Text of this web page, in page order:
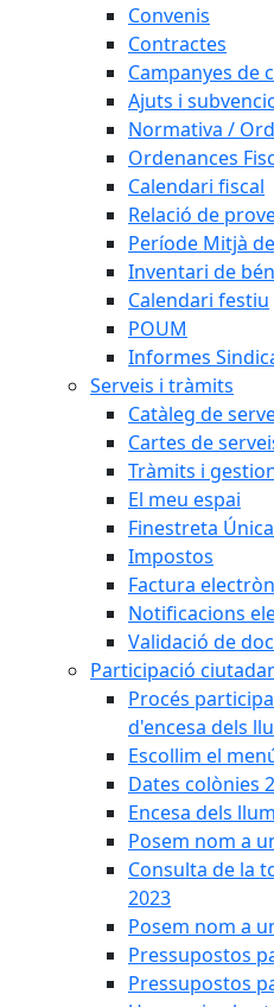
Convenis
Contractes
Campanyes de
Ajuts i
Normativa /
Ordenances
Calendari fiscal
Relació de
Període Mitjà
Inventari de
Calendari festiu
POUM
Informes
Serveis i tràmits
Catàleg de
Cartes de
Tràmits i
El meu espai
Finestreta
Impostos
Factura
Notificacions
Validació de
Participació
Procés
d'encesa dels
Escollim el
Dates colònies
Encesa dels
Posem nom a
Consulta de la
2023
Posem nom a
Pressupostos
Pressupostos